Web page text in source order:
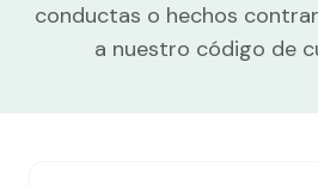
conductas o hechos
a nuestro código de